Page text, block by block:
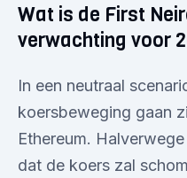
Wat is de First
verwachting voor
In een neutraal
koersbeweging gaan
Ethereum.
dat de koers zal